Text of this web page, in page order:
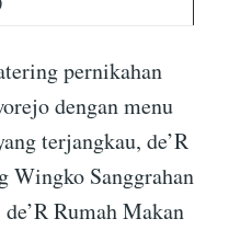
pernikahan
dengan menu
terjangkau, de’R
Wingko Sanggrahan
Rumah Makan